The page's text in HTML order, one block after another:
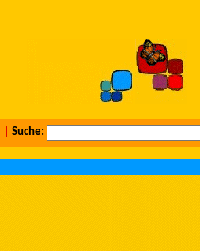
Suche: